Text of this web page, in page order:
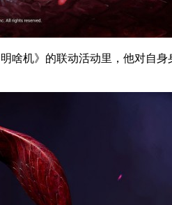
啥机》的联动活动里，他对自